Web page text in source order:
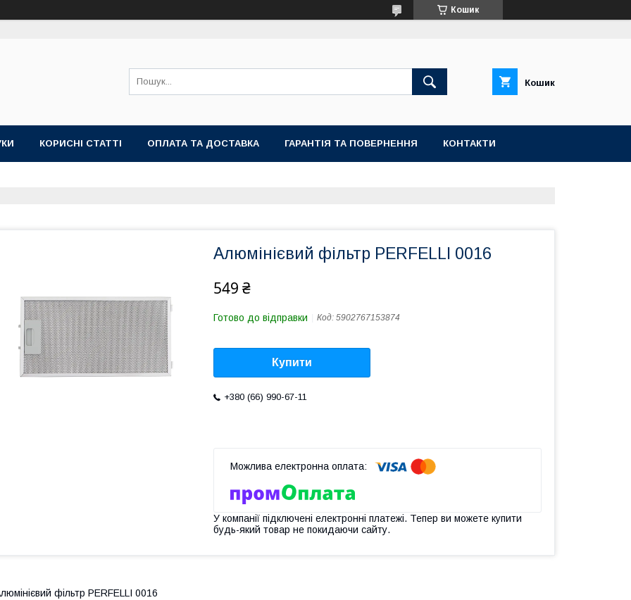
Кошик
Кошик
КОРИСНІ СТАТТІ ОПЛАТА ТА ДОСТАВКА ГАРАНТІЯ ТА ПОВЕРНЕННЯ КОНТАКТИ
Алюмінієвий фільтр PERFELLI 0016
549 ₴
Готово до відправки Код: 5902767153874
Купити
+380 (66) 990-67-11
У компанії підключені електронні платежі. Тепер ви можете купити
будь-який товар не покидаючи сайту.
фільтр PERFELLI 0016